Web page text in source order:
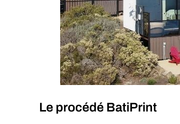
Le procédé BatiPrint